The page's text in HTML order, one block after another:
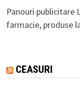
Panouri publicitare
farmacie, produse
CEASURI